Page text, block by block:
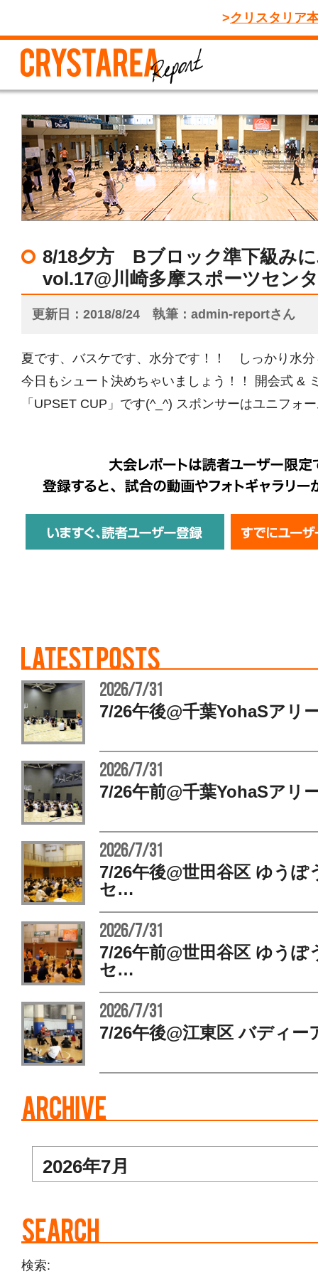
クリスタリア
8/18夕方 Bブロック準下級み
vol.17@川崎多摩スポーツセン
更新日 2018/8/24 執筆 admin-reportさん
夏です、バスケです、水分です！！ しっかり水分
今日もシュート決めちゃいましょう！！ 開会式 &
「UPSET CUP」です(^_^) スポンサーはユニフォ
2026/7/31
7/26午後@千葉YohaSア
2026/7/31
7/26午前@千葉YohaSア
2026/7/31
7/26午後@世田谷区 ゆうぽ
セ…
2026/7/31
7/26午前@世田谷区 ゆうぽ
セ…
2026/7/31
7/26午後@江東区 バディ
検索: